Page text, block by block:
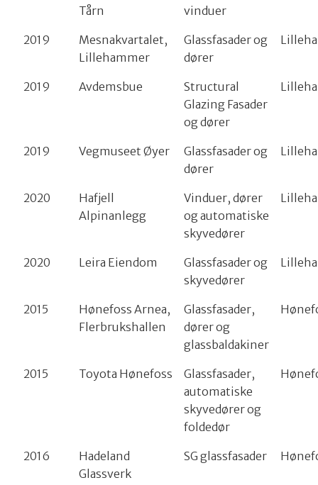
Tårn vinduer
2019
Mesnakvartalet,
Lillehammer
Glassfasader og
dører
2019 Avdemsbue
Structural
Glazing Fasader
og dører
2019 Vegmuseet Øyer
Glassfasader og
dører
2020
Hafjell
Alpinanlegg
Vinduer, dører
og automatiske
skyvedører
2020 Leira Eiendom
Glassfasader og
skyvedører
2015
Hønefoss Arnea,
Flerbrukshallen
Glassfasader,
dører og
glassbaldakiner
2015 Toyota Hønefoss
Glassfasader,
automatiske
skyvedører og
foldedør
2016
Hadeland
Glassverk
SG glassfasader